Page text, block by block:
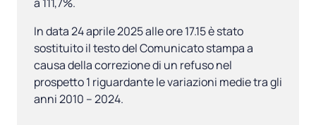
In data 24 aprile 2025 alle ore 17.15 è stato
sostituito il testo del Comunicato stampa a
causa della correzione di un refuso nel
prospetto 1 riguardante le variazioni medie tra gli
anni 2010 – 2024.